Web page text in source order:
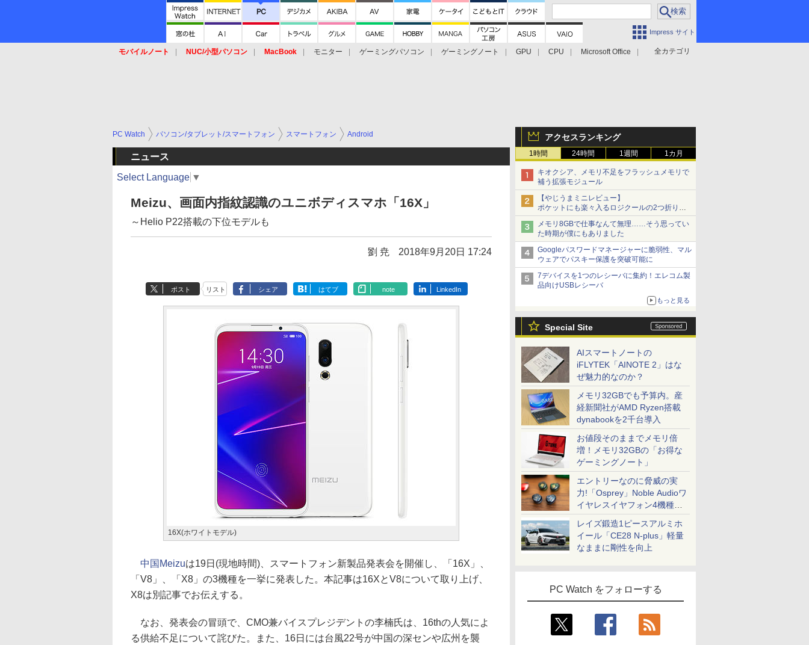
Impress サイト
全カテゴリ
モバイルノート NUC/小型パソコン MacBook モニター ゲーミングパソコン ゲーミングノート GPU CPU
Microsoft Office
アクセスランキング
1時間 24時間 1週間 1カ月
キオクシア、メモリ不足をフラッシュメモリで
補う拡張モジュール
【やじうまミニレビュー】
ポケットにも楽々入るロジクールの2つ折りマ
ウス「Mobi Fold」。その気になるギミックと
は？
メモリ8GBで仕事なんて無理……そう思ってい
た時期が僕にもありました
Googleパスワードマネージャーに脆弱性、マル
ウェアでパスキー保護を突破可能に
7デバイスを1つのレシーバに集約！エレコム製
品向けUSBレシーバ
もっと見る
Special Site
AIスマートノートの
iFLYTEK「AINOTE 2」はな
ぜ魅力的なのか？
メモリ32GBでも予算内。産
経新聞社がAMD Ryzen搭載
dynabookを2千台導入
お値段そのままでメモリ倍
増！メモリ32GBの「お得な
ゲーミングノート」
エントリーなのに脅威の実
力!「Osprey」Noble Audioワ
イヤレスイヤフォン4機種を
一気に聴く
レイズ鍛造1ピースアルミホ
イール「CE28 N-plus」軽量
なままに剛性を向上
PC Watch をフォローする
PC Watch パソコン/タブレット/スマートフォン スマートフォン Android
ニュース
Select Language ▼
Meizu、画面内指紋認識のユニボディスマホ「16X」
～Helio P22搭載の下位モデルも
劉 尭 2018年9月20日 17:24
ポスト リスト シェア はてブ note LinkedIn
16X(ホワイトモデル)
中国Meizuは19日(現地時間)、スマートフォン新製品発表会を開催し、「16X」、
「V8」、「X8」の3機種を一挙に発表した。本記事は16XとV8について取り上げ、
X8は別記事でお伝えする。
なお、発表会の冒頭で、CMO兼バイスプレジデントの李楠氏は、16thの人気によ
る供給不足について詫びた。また、16日には台風22号が中国の深センや広州を襲